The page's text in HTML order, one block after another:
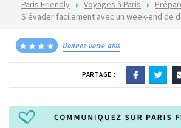
Paris Friendly Voyages à Paris
S'évader facilement avec un week-end de
Donnez votre avis
PARTAGE :